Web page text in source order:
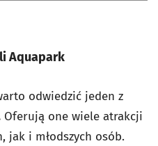
Aquapark
odwiedzić jeden z
Oferują one wiele atrakcji
jak i młodszych osób.